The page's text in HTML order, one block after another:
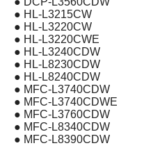
● HL-L3215CW
● HL-L3220CW
● HL-L3220CWE
● HL-L3240CDW
● HL-L8230CDW
● HL-L8240CDW
● MFC-L3740CDW
● MFC-L3740CDWE
● MFC-L3760CDW
● MFC-L8340CDW
● MFC-L8390CDW